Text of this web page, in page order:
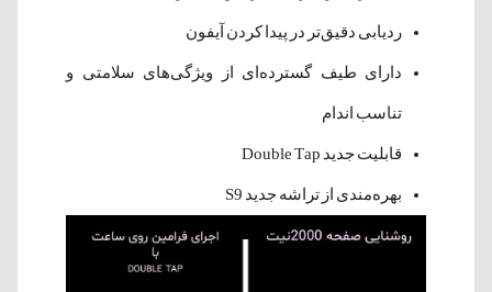
ردیابی دقیق‌تر در پیدا کردن آیفون
دارای طیف گسترده‌ای از ویژگی‌های سلامتی و
تناسب اندام
قابلیت جدید Double Tap
بهره‌مندی از تراشه جدید S9